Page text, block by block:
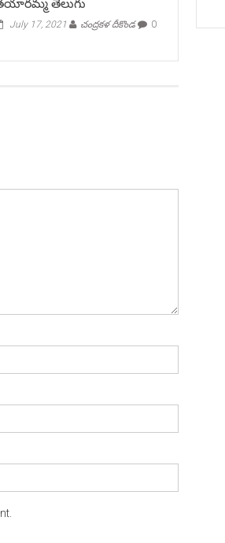
తెలుగు
July 17, 2021 చంద్రకళ దీకొండ 0